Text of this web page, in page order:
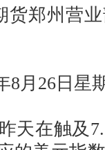
郑州营业
26日星
在触及